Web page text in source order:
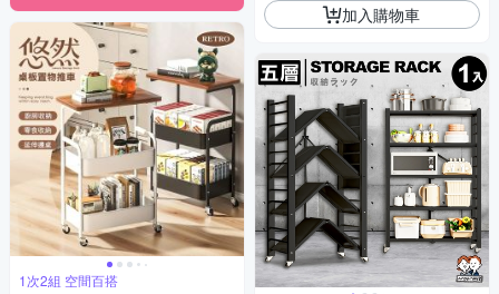
1次2組 空間百搭
加入購物車